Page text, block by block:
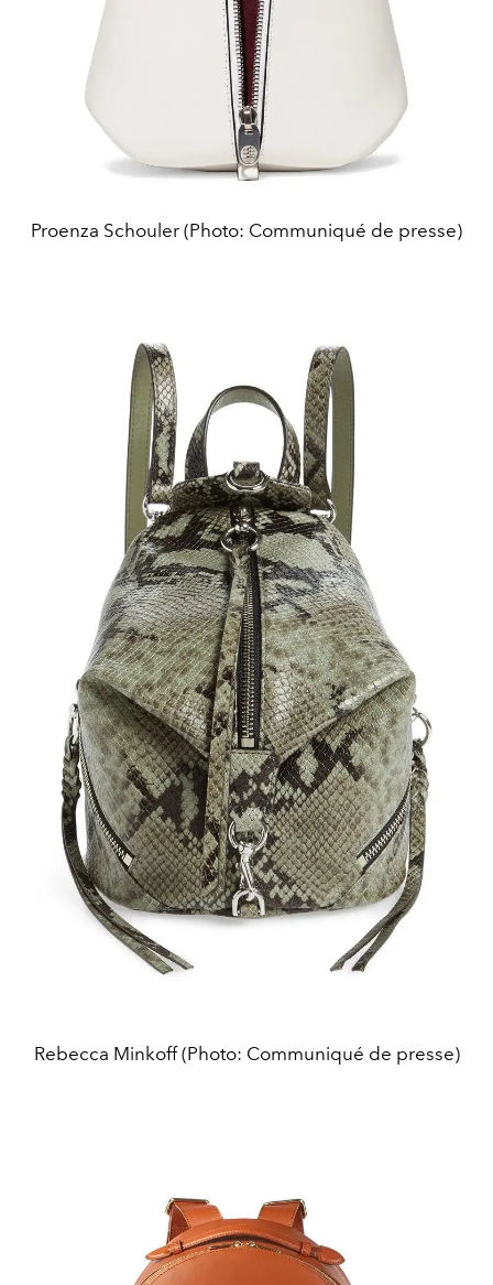
Proenza Schouler (Photo: Communiqué de presse)
Rebecca Minkoff (Photo: Communiqué de presse)